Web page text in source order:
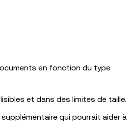
en fonction du type
et dans des limites de taille.
qui pourrait aider à